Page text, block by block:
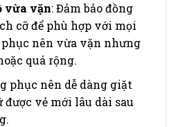
vừa vặn: Đảm bảo đồng
cỡ để phù hợp với mọi
nên vừa vặn nhưng
quá rộng.
phục nên dễ dàng giặt
vẻ mới lâu dài sau